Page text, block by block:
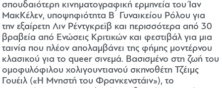
σπουδαιότερη κινηματογραφική ερμηνεία του Ίαν
ΜακΚέλεν, υποψηφιότητα Β ́ Γυναικείου Ρόλου για
την εξαίρετη Λιν Ρέντγκρεϊβ και περισσότερα από 30
βραβεία από Ενώσεις Κριτικών και φεστιβάλ για μια
ταινία που πλέον απολαμβάνει της φήμης μοντέρνου
κλασικού για το queer σινεμά. Βασισμένο στη ζωή του
ομοφυλόφιλου χολιγουντιανού σκηνοθέτη Τζέιμς
Γουέιλ («Η Μνηστή του Φρανκενστάιν»), το